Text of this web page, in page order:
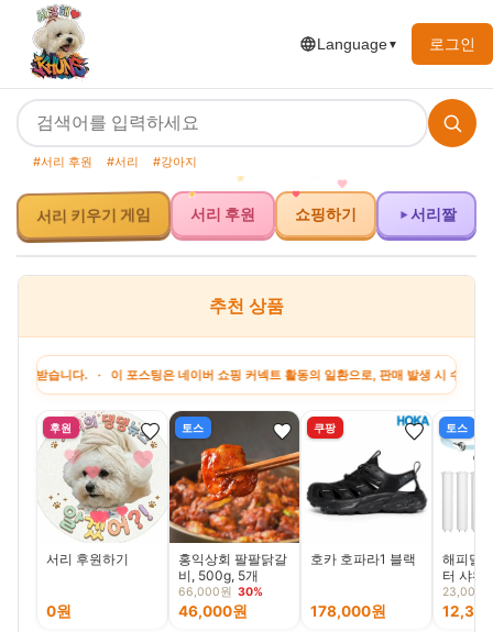
Language▼ 로그인
#서리 후원 #서리 #강아지
서리 키우기 게임 서리 후원 쇼핑하기 서리짤
추천 상품
니다. · 이 포스팅은 네이버 쇼핑 커넥트 활동의 일환으로, 판매 발생 시 수수료를
후원
서리 후원하기
0원
토스
홍익상회 팔팔닭갈
비, 500g, 5개
66,000원 30%
46,000원
쿠팡
호카 호파라1 블랙
178,000원
토스
해피달
터 샤워
디 소다,
4P+리
23,000